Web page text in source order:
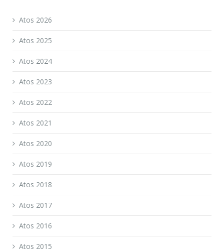
Atos 2026
Atos 2025
Atos 2024
Atos 2023
Atos 2022
Atos 2021
Atos 2020
Atos 2019
Atos 2018
Atos 2017
Atos 2016
Atos 2015